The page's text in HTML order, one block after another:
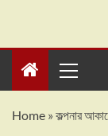
Home » কল্পনার